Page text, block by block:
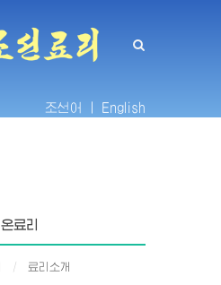
조선어 | English
온료리
료리소개